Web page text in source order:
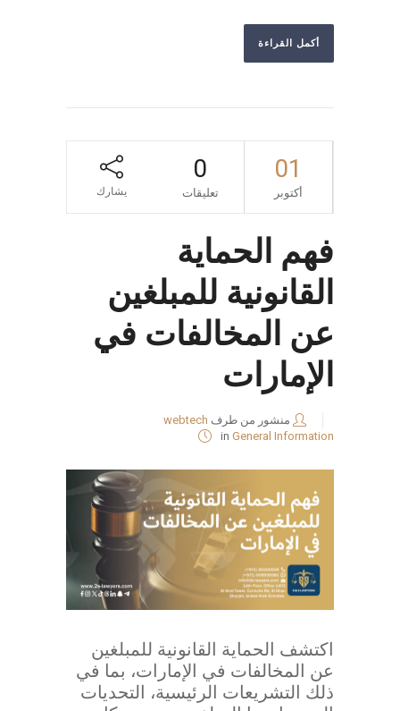
أكمل القراءة
01
أكتوبر
0
تعليقات يشارك
فهم الحماية
القانونية للمبلغين
عن المخالفات في
الإمارات
منشور من طرف webtech
in General Information
اكتشف الحماية القانونية للمبلغين
عن المخالفات في الإمارات، بما في
ذلك التشريعات الرئيسية، التحديات